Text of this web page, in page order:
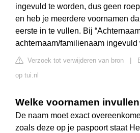
ingevuld te worden, dus geen
en heb je meerdere voornamen
eerste in te vullen. Bij
achternaam/familienaam ingevuld
Verzoek tot verwijderen van bron
op tui.nl
Welke voornamen
De naam moet exact
zoals deze op je paspoort staat